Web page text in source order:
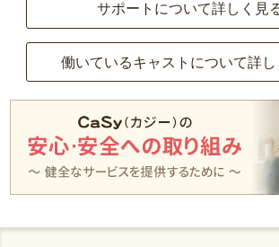
サポートについて詳しく見
働いているキャストについて詳し